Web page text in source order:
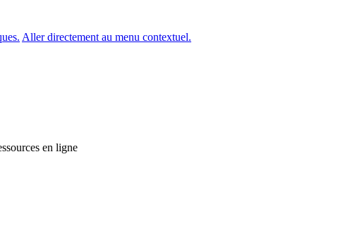
Aller directement au menu contextuel.
en ligne